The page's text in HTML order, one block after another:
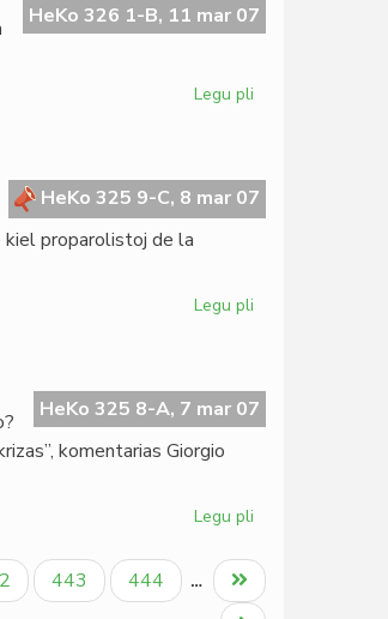
en
Bruselo
HeKo 326 1-B, 11 mar 07
Legu pli
mistere
vualita
HeKo 325 9-C, 8 mar 07
kiel proparolistoj de la
Legu pli
2007
HeKo 325 8-A, 7 mar 07
komentarias Giorgio
Legu pli
da
postenoj
Paĝo
443 Paĝo
444 …
Last
page